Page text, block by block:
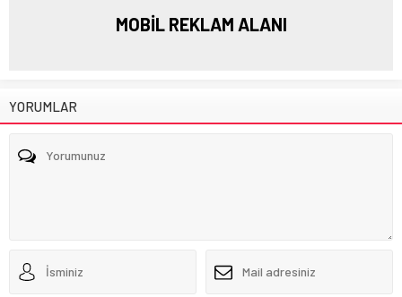
MOBİL REKLAM ALANI
YORUMLAR